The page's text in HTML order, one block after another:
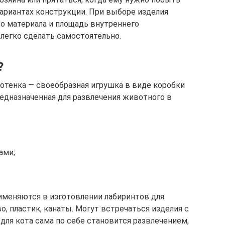
конструкции. При выборе изделия
материала и площадь внутреннего
сделать самостоятельно.
— своеобразная игрушка в виде коробки
для развлечения животного в
в изготовлении лабиринтов для
пластик, канаты. Могут встречаться изделия с
кота сама по себе становится развлечением,